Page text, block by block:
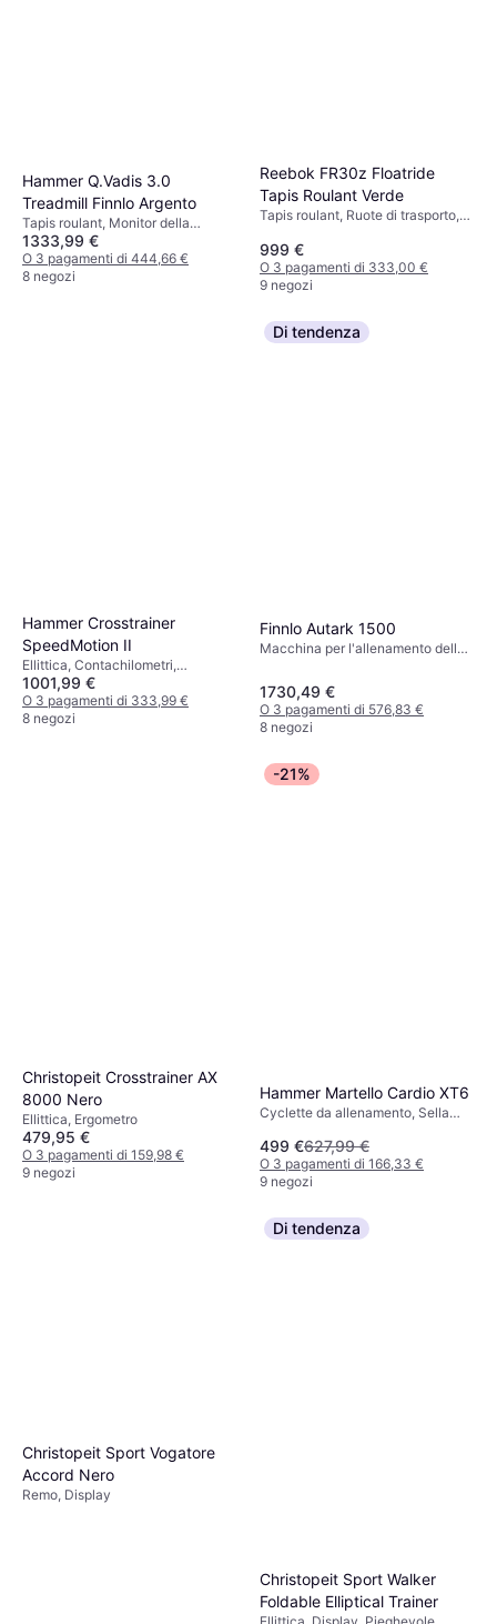
Hammer Q.Vadis 3.0
Treadmill Finnlo Argento
Tapis roulant, Monitor della
frequenza cardiaca, Pieghevole,
Display
1333,99 €
O 3 pagamenti di 444,66 €
8 negozi
Reebok FR30z Floatride
Tapis Roulant Verde
Tapis roulant, Ruote di trasporto,
999 €
O 3 pagamenti di 333,00 €
9 negozi
Hammer Crosstrainer
SpeedMotion II
Ellittica, Contachilometri,
Contacalorie, Monitor della
frequenza cardiaca, Bluetooth,
Display, Ruote di trasporto
1001,99 €
O 3 pagamenti di 333,99 €
8 negozi
Di tendenza
Finnlo Autark 1500
Macchina per l'allenamento della
Gambe, Panca Piana, Pressa
Spalle, Pressa Gambe, Curl Bicipiti
1730,49 €
O 3 pagamenti di 576,83 €
8 negozi
Christopeit Crosstrainer AX
8000 Nero
Ellittica, Ergometro
479,95 €
O 3 pagamenti di 159,98 €
9 negozi
-21%
Hammer Martello Cardio XT6
Cyclette da allenamento, Sella
Contacalorie, Ergometro, Monitor
del grasso corporeo, Monitor della
frequenza cardiaca, Bluetooth,
499 €627,99 €
O 3 pagamenti di 166,33 €
9 negozi
Christopeit Sport Vogatore
Accord Nero
Remo, Display
Di tendenza
Christopeit Sport Walker
Foldable Elliptical Trainer
Ellittica, Display, Pieghevole,